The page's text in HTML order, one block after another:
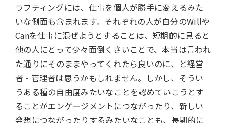
ラフティングには、仕事を個人が勝手に変えるみた
いな側面も含まれます。それぞれの人が自分のWillや
Canを仕事に混ぜようとすることは、短期的に見ると
他の人にとって少々面倒くさいことで、本当は言われ
た通りにそのままやってくれたら良いのに、と経営
者・管理者は思うかもしれません。しかし、そうい
うある種の自由度みたいなことを認めていこうとす
ることがエンゲージメントにつながったり、新しい
発想につながったりするみたいなことも、長期的に